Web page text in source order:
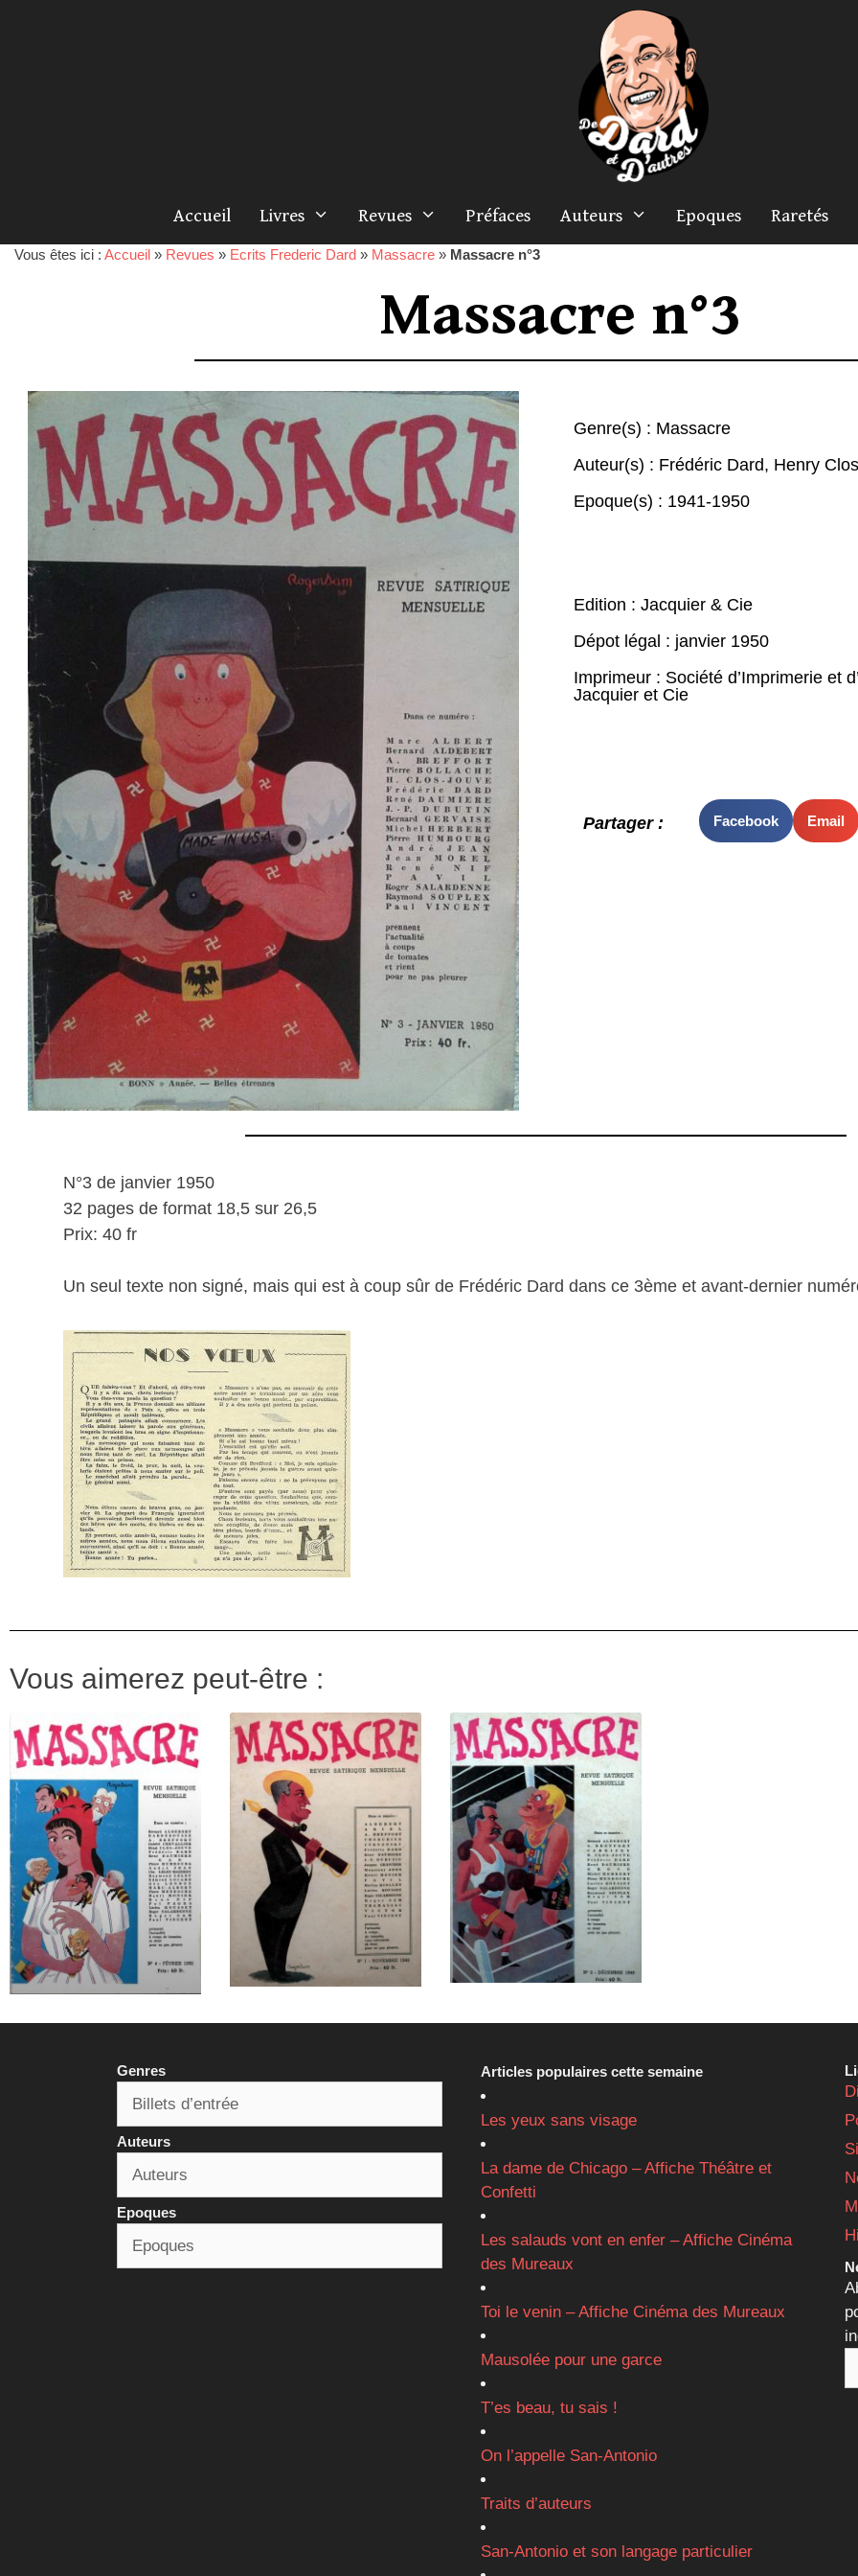
Accueil Livres Revues Préfaces Auteurs Epoques Raretés
Vous êtes ici : Accueil » Revues » Ecrits Frederic Dard » Massacre » Massacre n°3
Massacre n°3
Genre(s) : Massacre
Auteur(s) : Frédéric Dard, Henry
Epoque(s) : 1941-1950
Edition : Jacquier & Cie
Dépot légal : janvier 1950
Imprimeur : Société d’Imprimerie et
Jacquier et Cie
Partager : Facebook Email
N°3 de janvier 1950
32 pages de format 18,5 sur 26,5
Prix: 40 fr
Un seul texte non signé, mais qui est à coup sûr de Frédéric Dard dans ce 3ème et avant-dernier
Vous aimerez peut-être :
Genres
Auteurs
Epoques
Articles populaires cette semaine
Les yeux sans visage
La dame de Chicago – Affiche Théâtre et
Confetti
Les salauds vont en enfer – Affiche Cinéma
des Mureaux
Toi le venin – Affiche Cinéma des Mureaux
Mausolée pour une garce
T’es beau, tu sais !
On l’appelle San-Antonio
Traits d’auteurs
San-Antonio et son langage particulier